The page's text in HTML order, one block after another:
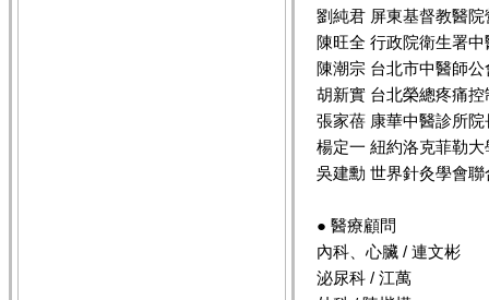
劉純君 屏東基督教醫
陳旺全 行政院衛生署
陳潮宗 台北市中醫師
胡新實 台北榮總疼痛
張家蓓 康華中醫診所院
楊定一 紐約洛克菲勒
吳建勳 世界針灸學會
● 醫療顧問
內科、心臟 / 連文彬
泌尿科 / 江萬